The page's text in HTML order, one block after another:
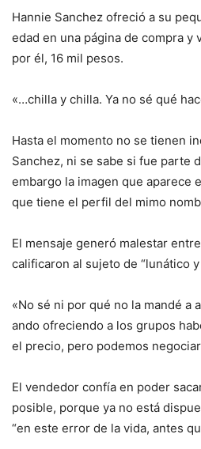
Hannie Sanchez ofreció a su
edad en una página de compra y
por él, 16 mil pesos.
«…chilla y chilla. Ya no sé qué
Hasta el momento no se tienen
Sanchez, ni se sabe si fue parte
embargo la imagen que aparece
que tiene el perfil del mimo
El mensaje generó malestar
calificaron al sujeto de “lunático y
«No sé ni por qué no la mandé a
ando ofreciendo a los grupos
el precio, pero podemos
El vendedor confía en poder
posible, porque ya no está
“en este error de la vida, antes